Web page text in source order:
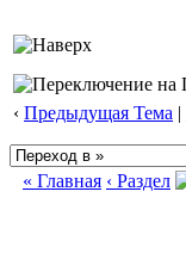
‹ Предыдущая Тема |
« Главная ‹ Раздел